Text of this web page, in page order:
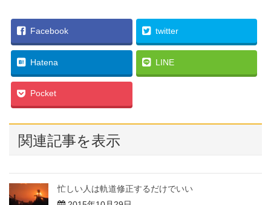
ま
す
)
い
ィ
ン
ド
ウ
で
開
ま
)
)
Facebook twitter
Hatena LINE
Pocket
関連記事を表示
忙しい人は軌道修正するだけでいい